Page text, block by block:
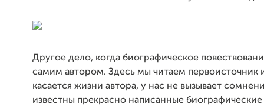
Другое дело, когда биографическое
самим автором. Здесь мы читаем первоисточник
касается жизни автора, у нас не вызывает
известны прекрасно написанные